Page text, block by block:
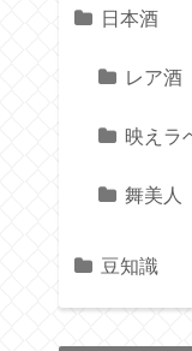
日本酒
レア酒
映えラ
舞美人
豆知識